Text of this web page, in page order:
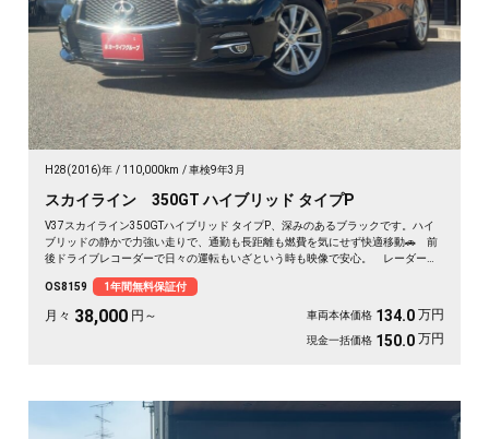
H28(2016)年 110,000km 車検9年3月
スカイライン 350GT ハイブリッド タイプP
V37スカイライン350GTハイブリッド タイプP、深みのあるブラックです。ハイ
ブリッドの静かで力強い走りで、通勤も長距離も燃費を気にせず快適移動🚗 前
後ドライブレコーダーで日々の運転もいざという時も映像で安心。 レーダーク
と停められます。 仕事帰りにふらっと遠出したくなる、そんな相棒です✨ 高
級セダンがお値打ち、《1年保証付》で気持ちよく乗り出せます💫👍
OS8159 1年間無料保証付
月々 38,000 円～ 車両本体価格 134.0 万円
現金一括価格 150.0 万円